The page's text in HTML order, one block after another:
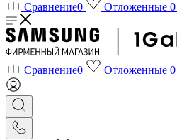
Сравнение0 Отложенные 0
Сравнение0 Отложенные 0